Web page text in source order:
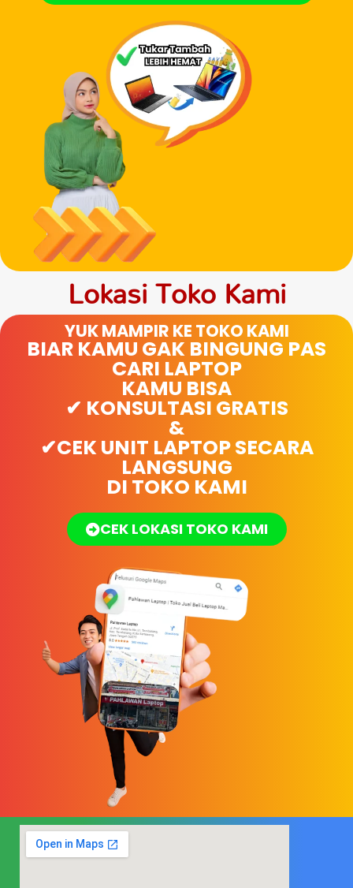
Lokasi Toko Kami
YUK MAMPIR KE TOKO KAMI
BIAR KAMU GAK BINGUNG PAS
CARI LAPTOP
KAMU BISA
✔ KONSULTASI GRATIS
&
✔CEK UNIT LAPTOP SECARA
LANGSUNG
DI TOKO KAMI
CEK LOKASI TOKO KAMI